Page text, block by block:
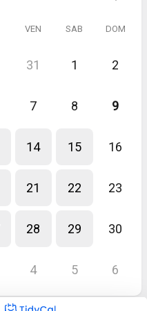
VEN SAB DOM
31 1 2
7 8 9
14 15 16
21 22 23
28 29 30
4 5 6